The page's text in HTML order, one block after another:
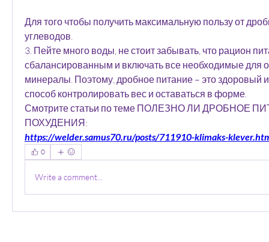
Для того чтобы получить максимальную пользу от
углеводов.
3. Пейте много воды, не стоит забывать, что рацион
сбалансированным и включать все необходимые для
минералы. Поэтому, дробное питание – это здоровый
способ контролировать вес и оставаться в форме.
Смотрите статьи по теме ПОЛЕЗНО ЛИ ДРОБНОЕ
ПОХУДЕНИЯ:
https://welder.samus70.ru/posts/711910-klimaks-
0
Write a comment...